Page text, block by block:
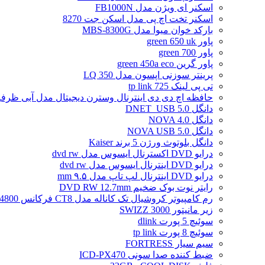
اسکنر ای ویژن مدل FB1000N
اسکنر تخت اچ پی مدل اسکن جت 8270
بارکد خوان میوا مدل MBS-8300G
پاور green 650 uk
پاور green 700
پاور گرین green 450a eco
پرینتر سوزنی اپسون مدل LQ 350
تی پی لینک tp link 725
حافظه اچ دی دی اینترنال وسترن دیجیتال مدل آبی ظرفیت 2
دانگل DNET_USB 5.0
دانگل NOVA 4.0
دانگل NOVA USB 5.0
دانگل بلوتوث ورژن 5 برند Kaiser
درایو DVD اکسترنال ایسوس مدل dvd rw
درایو DVD اینترنال ایسوس مدل dvd rw
درایو DVD اینترنال لپ تاپ مدل ۹.۵ mm
رایتر نوت بوک ضخیم DVD RW 12.7mm
رم کامپیوتر کروشیال تک کاناله مدل CT8 فرکانس 4800 مگاهرتز DDR5 تایمینگ CL40 حافظه 8 گیگابایت
زیر مانیتور SWIZZ 3000
سوئیچ 5 پورت dlink
سوئیچ 8 پورت tp link
سیم سیار FORTRESS
ضبط کننده صدا سونی ICD-PX470